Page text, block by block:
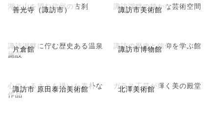
善光寺（諏訪市）
湖と山を望む信州の古刹 諏訪市美術館
諏訪湖畔の静かな芸術空間
片倉館
諏訪湖畔に佇む歴史ある温泉
施設
諏訪市博物館
諏訪の歴史と信仰を学ぶ館
諏訪市 原田泰治美術館
心のふるさとを描いた素朴な
作品
北澤美術館
ガラス工芸が輝く美の殿堂